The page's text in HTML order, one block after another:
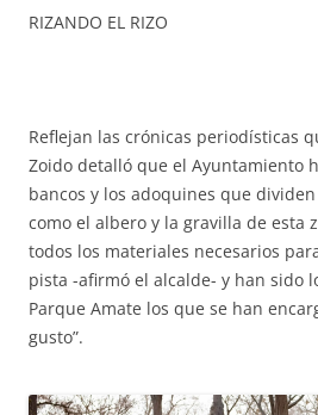
RIZANDO EL RIZO
Reflejan las crónicas periodísticas
Zoido detalló que el Ayuntamiento
bancos y los adoquines que
como el albero y la gravilla de esta
todos los materiales necesarios
pista -afirmó el alcalde- y han sido
Parque Amate los que se han
gusto”.